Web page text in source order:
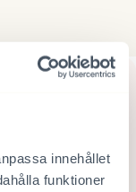
innehållet
funktioner